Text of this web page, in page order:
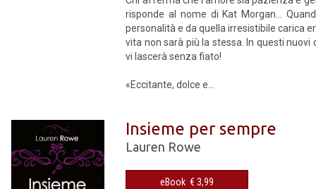
risponde al nome di Kat Morgan…
personalità e da quella irresistibile carica
vita non sarà più la stessa. In questi nuovi
vi lascerà senza fiato!
«Eccitante, dolce e...
Insieme per sempre
Lauren Rowe
eBook € 3,99